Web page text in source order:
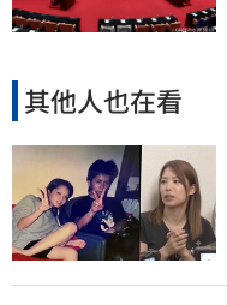
其他人也在看